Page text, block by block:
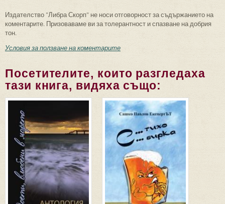
Издателство "Либра Скорп" не носи отговорност за съдържанието на
коментарите. Призоваваме ви за толерантност и спазване на добрия
тон.
Условия за ползване на коментарите
Посетителите, които разгледаха
тази книга, видяха също: